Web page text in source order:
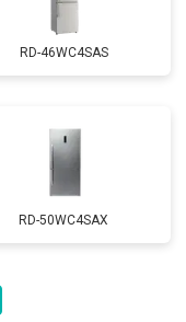
RD-46WC4SAS
RD-50WC4SAX